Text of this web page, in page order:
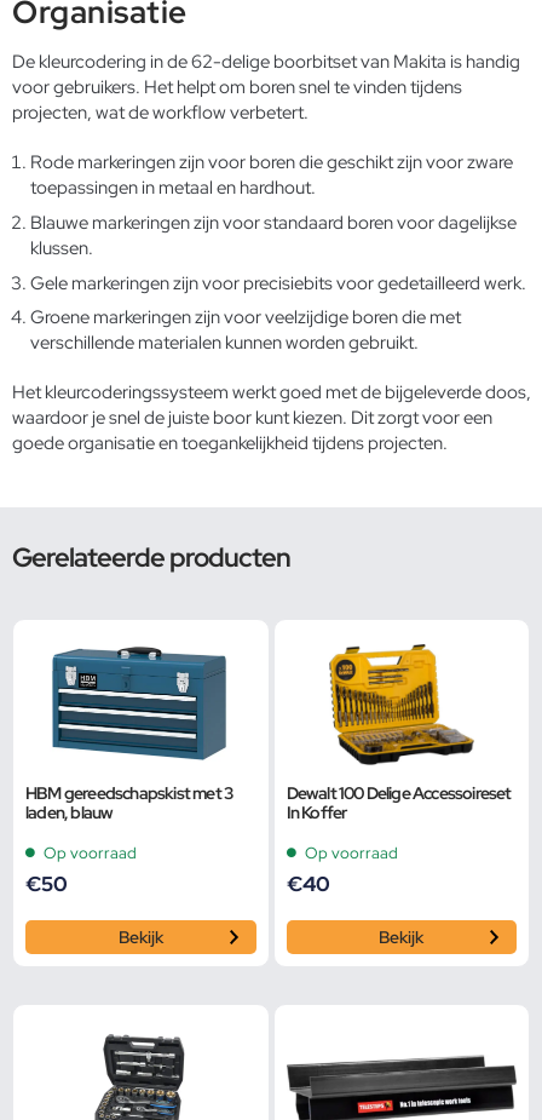
Organisatie
De kleurcodering in de 62-delige boorbitset van Makita is handig
voor gebruikers. Het helpt om boren snel te vinden tijdens
projecten, wat de workflow verbetert.
Rode markeringen zijn voor boren die geschikt zijn voor zware
toepassingen in metaal en hardhout.
Blauwe markeringen zijn voor standaard boren voor dagelijkse
klussen.
Gele markeringen zijn voor precisiebits voor gedetailleerd werk.
Groene markeringen zijn voor veelzijdige boren die met
verschillende materialen kunnen worden gebruikt.
Het kleurcoderingssysteem werkt goed met de bijgeleverde doos,
waardoor je snel de juiste boor kunt kiezen. Dit zorgt voor een
goede organisatie en toegankelijkheid tijdens projecten.
Gerelateerde producten
HBM gereedschapskist met 3
laden, blauw
Op voorraad
€50
Bekijk
Dewalt 100 Delige Accessoireset
In Koffer
Op voorraad
€40
Bekijk